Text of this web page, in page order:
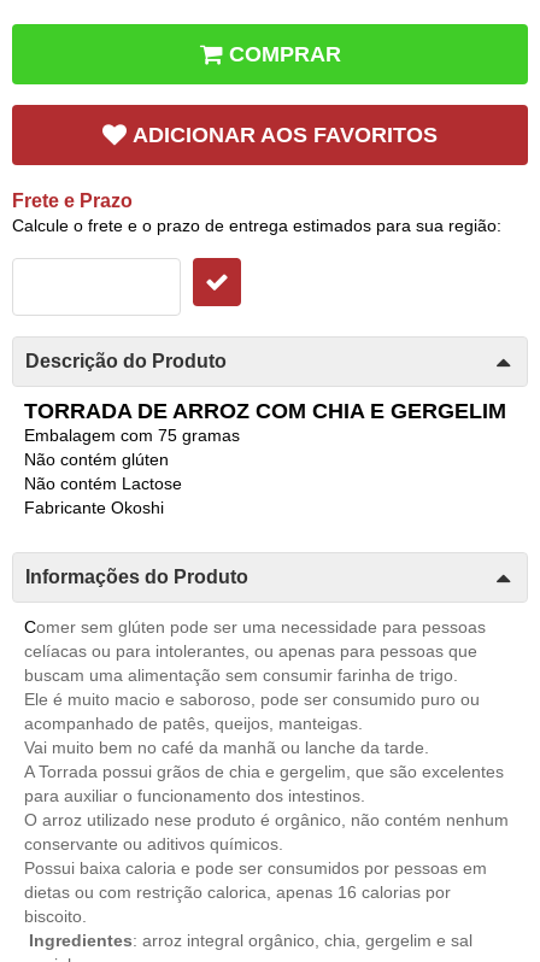
COMPRAR
ADICIONAR AOS FAVORITOS
Frete e Prazo
Calcule o frete e o prazo de entrega estimados para sua região:
Descrição do Produto
TORRADA DE ARROZ COM CHIA E GERGELIM
Embalagem com 75 gramas
Não contém glúten
Não contém Lactose
Fabricante Okoshi
Informações do Produto
Comer sem glúten pode ser uma necessidade para pessoas
celíacas ou para intolerantes, ou apenas para pessoas que
buscam uma alimentação sem consumir farinha de trigo.
Ele é muito macio e saboroso, pode ser consumido puro ou
acompanhado de patês, queijos, manteigas.
Vai muito bem no café da manhã ou lanche da tarde.
A Torrada possui grãos de chia e gergelim, que são excelentes
para auxiliar o funcionamento dos intestinos.
O arroz utilizado nese produto é orgânico, não contém nenhum
conservante ou aditivos químicos.
Possui baixa caloria e pode ser consumidos por pessoas em
dietas ou com restrição calorica, apenas 16 calorias por
biscoito.
Ingredientes: arroz integral orgânico, chia, gergelim e sal